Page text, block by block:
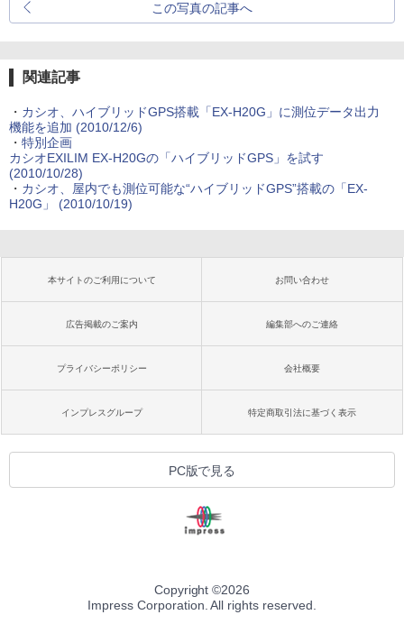
この写真の記事へ
関連記事
・ カシオ、ハイブリッドGPS搭載「EX-H20G」に測位データ出力
機能を追加 (2010/12/6)
・ 特別企画
カシオEXILIM EX-H20Gの「ハイブリッドGPS」を試す
(2010/10/28)
・ カシオ、屋内でも測位可能な“ハイブリッドGPS”搭載の「EX-
H20G」 (2010/10/19)
本サイトのご利用について お問い合わせ
広告掲載のご案内 編集部へのご連絡
プライバシーポリシー 会社概要
インプレスグループ 特定商取引法に基づく表示
PC版で見る
Copyright ©2026
Impress Corporation. All rights reserved.